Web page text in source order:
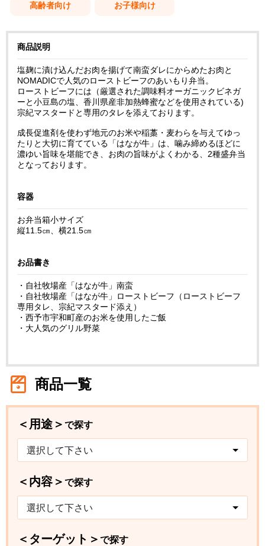
高齢者向け お子様向け
商品説明
塩麹に漬け込んだお肉を揚げて南蛮ダレにからめたお肉と
NOMADICで人気のローストビーフのあいもり弁当。
ローストビーフには（厳選された調味料オーガニックビネガ
ーと小豆島の塩、香川県産非加熱蜂蜜などを使用されている)
宗紀マスタードと専用のタレを添えております。
成長促進剤を使わず地元のお米や稲藁・麦わらを与えてゆっ
たりと大切に育てている「はなが牛」は、噛み締めるほどに
濃ゆい旨味を堪能でき、お肉の旨味がよくわかる、2種盛弁当
となっております。
容器
お弁当箱小サイズ
縦11.5㎝、横21.5㎝
お品書き
・自社牧場産「はなが牛」南蛮
・自社牧場産「はなが牛」ローストビーフ（ローストビーフ
専用タレ、宗紀マスタード添え）
・西予市宇和町産のお米を使用したご飯
・大人気のグリル野菜
商品一覧
＜用途＞ で探す
選択して下さい
＜内容＞ で探す
選択して下さい
＜ターゲット＞ で探す